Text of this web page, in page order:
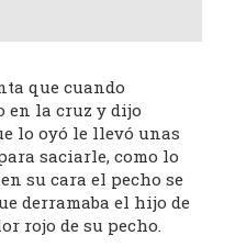
que cuando
en la cruz y dijo
lo oyó le llevó unas
saciarle, como lo
su cara el pecho se
derramaba el hijo de
rojo de su pecho.